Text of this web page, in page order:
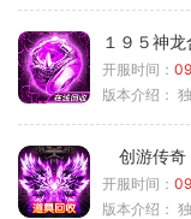
１９５神
开服时间：
版本介绍：
创游传
开服时间：
版本介绍：